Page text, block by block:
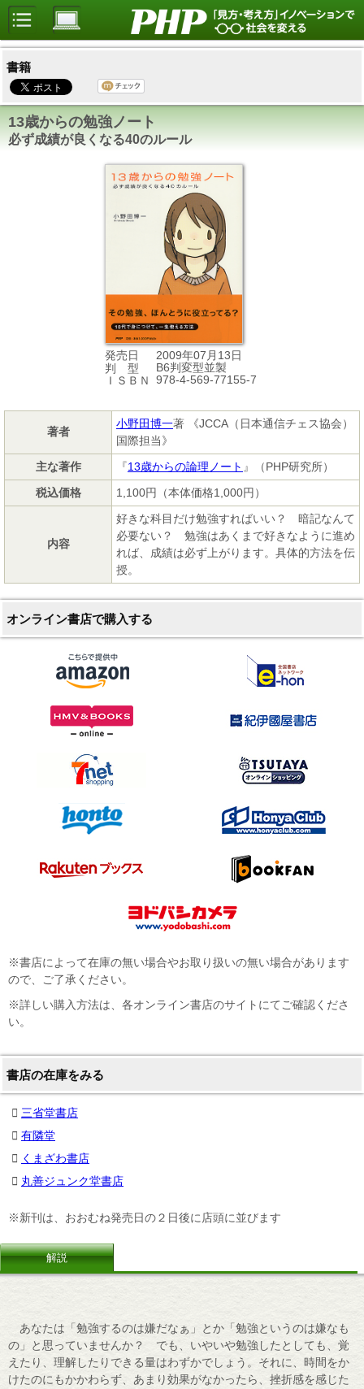
書籍
13歳からの勉強ノート
必ず成績が良くなる40のルール
発売日
2009年07月13日
判 型
B6判変型並製
ＩＳＢＮ
978-4-569-77155-7
著者
小野田博一著 《JCCA（日本通信チェス協会）
国際担当》
主な著作
『13歳からの論理ノート 』（PHP研究所）
税込価格
1,100円（本体価格1,000円）
内容
好きな科目だけ勉強すればいい？ 暗記なんて
必要ない？ 勉強はあくまで好きなように進め
れば、成績は必ず上がります。具体的方法を伝
授。
オンライン書店で購入する
※書店によって在庫の無い場合やお取り扱いの無い場合があります
ので、ご了承ください。
※詳しい購入方法は、各オンライン書店のサイトにてご確認くださ
い。
書店の在庫をみる
三省堂書店
有隣堂
くまざわ書店
丸善ジュンク堂書店
※新刊は、おおむね発売日の２日後に店頭に並びます
解説
あなたは「勉強するのは嫌だなぁ」とか「勉強というのは嫌なも
の」と思っていませんか？ でも、いやいや勉強したとしても、覚
えたり、理解したりできる量はわずかでしょう。それに、時間をか
けたのにもかかわらず、あまり効果がなかったら、挫折感を感じた